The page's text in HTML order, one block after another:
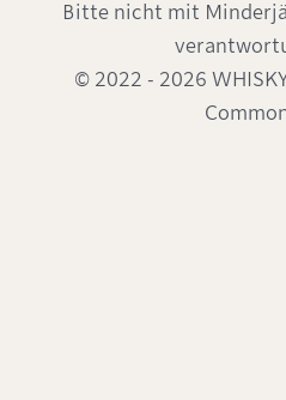
Bitte nicht mit
© 2022 - 2026